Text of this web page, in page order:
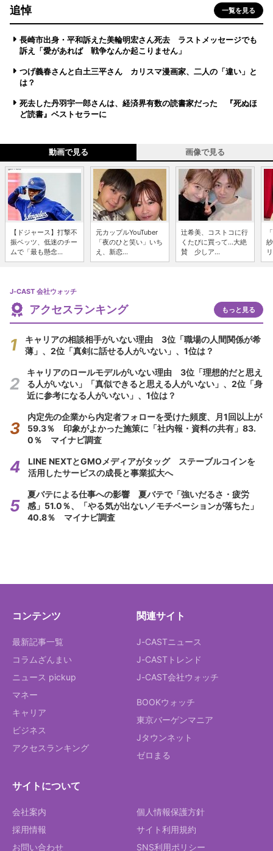
追悼 一覧を見る
長崎市出身・平和訴えた美輪明宏さん死去 ラストメッセージでも
訴え「愛があれば 戦争なんか起こりません」
つげ義春さんと白土三平さん カリスマ漫画家、二人の「違い」と
は？
死去した丹羽宇一郎さんは、経済界有数の読書家だった 『死ぬほ
ど読書』ベストセラーに
動画で見る 画像で見る
【ドジャース】打撃不
振ベッツ、低迷のチー
ムで「最も懸念...
元カップルYouTuber
「夜のひと笑い」いち
え、新恋...
辻希美、コストコに行
くたびに買って...大絶
賛 少しア...
J-CAST 会社ウォッチ
アクセスランキング もっと見る
キャリアの相談相手がいない理由 3位「職場の人間関係が希
薄」、2位「真剣に話せる人がいない」、1位は？
キャリアのロールモデルがいない理由 3位「理想的だと思え
る人がいない」「真似できると思える人がいない」、2位「身
近に参考になる人がいない」、1位は？
内定先の企業から内定者フォローを受けた頻度、月1回以上が
59.3％ 印象がよかった施策に「社内報・資料の共有」83.
0％ マイナビ調査
LINE NEXTとGMOメディアがタッグ ステーブルコインを
活用したサービスの成長と事業拡大へ
夏バテによる仕事への影響 夏バテで「強いだるさ・疲労
感」51.0％、「やる気が出ない／モチベーションが落ちた」
40.8％ マイナビ調査
コンテンツ
最新記事一覧
コラムざんまい
ニュース pickup
マネー
キャリア
ビジネス
アクセスランキング
関連サイト
J-CASTニュース
J-CASTトレンド
J-CAST会社ウォッチ
BOOKウォッチ
東京バーゲンマニア
Jタウンネット
ゼロまる
サイトについて
会社案内
採用情報
お問い合わせ
個人情報保護方針
サイト利用規約
SNS利用ポリシー